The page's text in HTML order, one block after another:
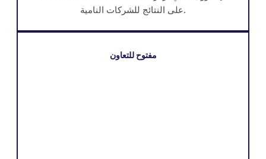
على النتائج للشركات النامية.
مفتوح للتعاون